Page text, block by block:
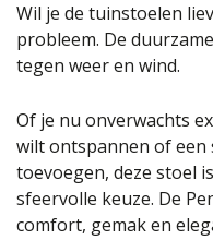
Wil je de tuinstoelen
probleem. De
tegen weer en wind.
Of je nu onverwachts
wilt ontspannen of een
toevoegen, deze stoel
sfeervolle keuze. De
comfort, gemak en